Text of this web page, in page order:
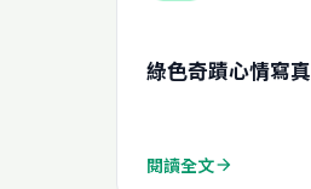
綠色奇蹟心情寫真
閱讀全文arrow_forward